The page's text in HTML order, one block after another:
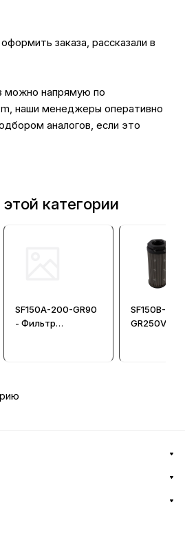
заказа, рассказали в
можно напрямую по
, наши менеджеры оперативно
аналогов, если это
категории
SF150A-200-GR90
- Фильтр
SF150B-
GR250V -